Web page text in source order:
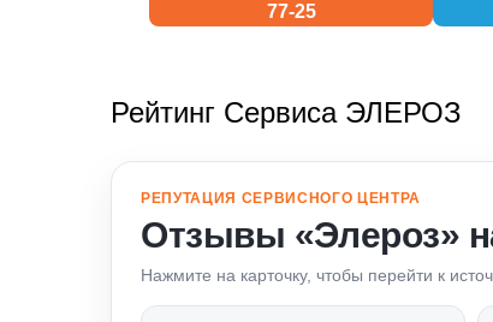
77-25
Рейтинг Сервиса ЭЛЕРОЗ
РЕПУТАЦИЯ СЕРВИСНОГО ЦЕНТРА
Отзывы «Элероз»
Нажмите на карточку, чтобы перейти к